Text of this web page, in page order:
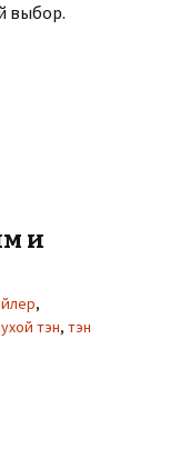
выбор.
разница? Почему
и
,
тэн, тэн